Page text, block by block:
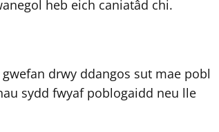
heb eich caniatâd chi.
drwy ddangos sut mae pobl
sydd fwyaf poblogaidd neu lle